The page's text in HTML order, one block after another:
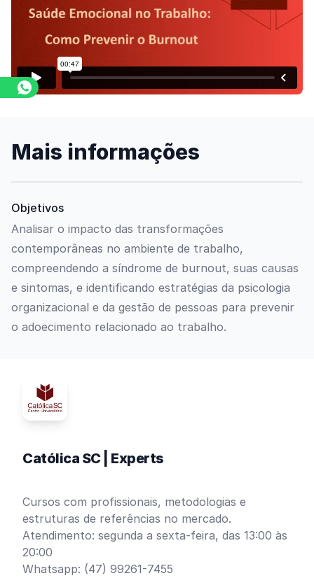
Assista o vídeo
Mais informações
Objetivos
Analisar o impacto das transformações
contemporâneas no ambiente de trabalho,
compreendendo a síndrome de burnout, suas causas
e sintomas, e identificando estratégias da psicologia
organizacional e da gestão de pessoas para prevenir
o adoecimento relacionado ao trabalho.
Católica SC | Experts
Cursos com profissionais, metodologias e
estruturas de referências no mercado.
Atendimento: segunda a sexta-feira, das 13:00 às
20:00
Whatsapp: (47) 99261-7455